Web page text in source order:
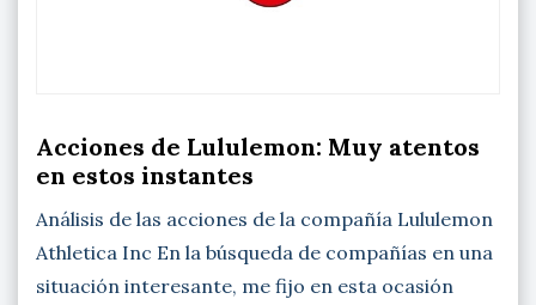
Acciones de Lululemon: Muy atentos
en estos instantes
Análisis de las acciones de la compañía Lululemon
Athletica Inc En la búsqueda de compañías en una
situación interesante, me fijo en esta ocasión